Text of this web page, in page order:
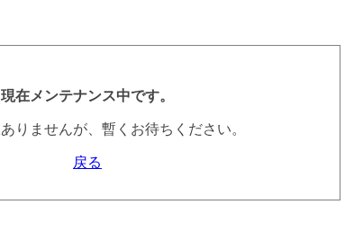
現在メンテナンス中です。
りませんが、暫くお待ちください。
戻る